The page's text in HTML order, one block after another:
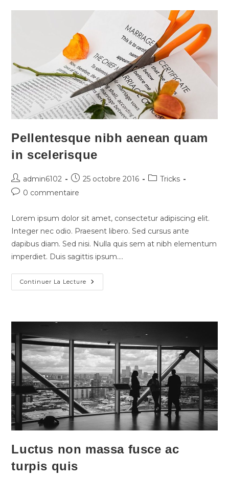
Pellentesque nibh aenean quam
in scelerisque
admin6102 25 octobre 2016
Tricks
0 commentaire
Lorem ipsum dolor sit amet, consectetur adipiscing elit.
Integer nec odio. Praesent libero. Sed cursus ante
dapibus diam. Sed nisi. Nulla quis sem at nibh elementum
imperdiet. Duis sagittis ipsum.…
Continuer La Lecture
Luctus non massa fusce ac
turpis quis